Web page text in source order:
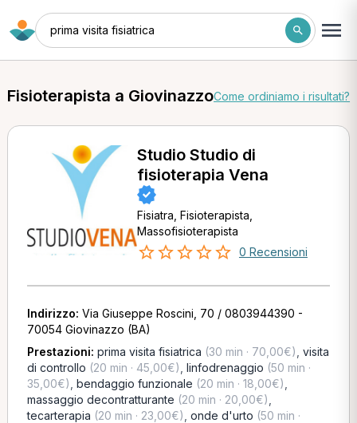
prima visita fisiatrica
Fisioterapista a GiovinazzoCome ordiniamo i risultati?
Studio Studio di
fisioterapia Vena
Fisiatra, Fisioterapista,
Massofisioterapista
0 Recensioni
Indirizzo: Via Giuseppe Roscini, 70 / 0803944390 -
70054 Giovinazzo (BA)
Prestazioni: prima visita fisiatrica (30 min · 70,00€) visita
di controllo (20 min · 45,00€) linfodrenaggio (50 min ·
35,00€) bendaggio funzionale (20 min · 18,00€)
massaggio decontratturante (20 min · 20,00€)
tecarterapia (20 min · 23,00€) onde d'urto (50 min ·